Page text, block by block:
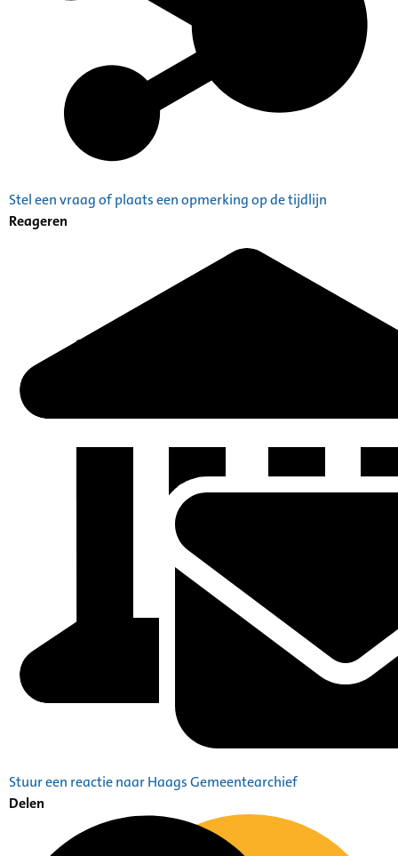
Stel een vraag of plaats een opmerking op de tijdlijn
Reageren
Stuur een reactie naar Haags Gemeentearchief
Delen